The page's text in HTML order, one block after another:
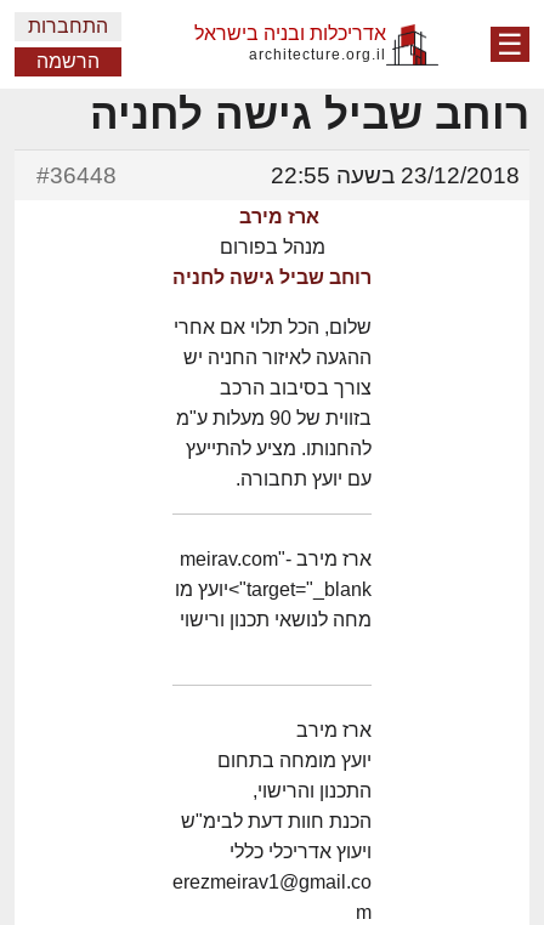
☰ אדריכלות ובניה בישראל
architecture.org.il
התחברות
הרשמה
רוחב שביל גישה לחניה
23/12/2018 בשעה 22:55 #36448
ארז מירב
מנהל בפורום
רוחב שביל גישה לחניה
שלום, הכל תלוי אם אחרי
ההגעה לאיזור החניה יש
צורך בסיבוב הרכב
בזווית של 90 מעלות ע"מ
להחנותו. מציע להתייעץ
עם יועץ תחבורה.
ארז מירב -meirav.com"
target="_blank">יועץ מו
מחה לנושאי תכנון ורישוי
ארז מירב
יועץ מומחה בתחום
התכנון והרישוי,
הכנת חוות דעת לבימ"ש
ויעוץ אדריכלי כללי
erezmeirav1@gmail.co
m